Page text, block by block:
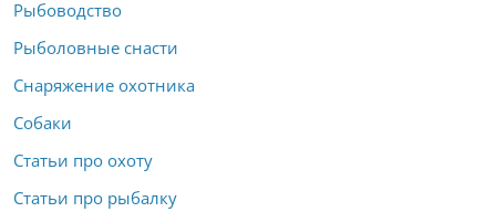
Рыбоводство
Рыболовные снасти
Снаряжение охотника
Собаки
Статьи про охоту
Статьи про рыбалку